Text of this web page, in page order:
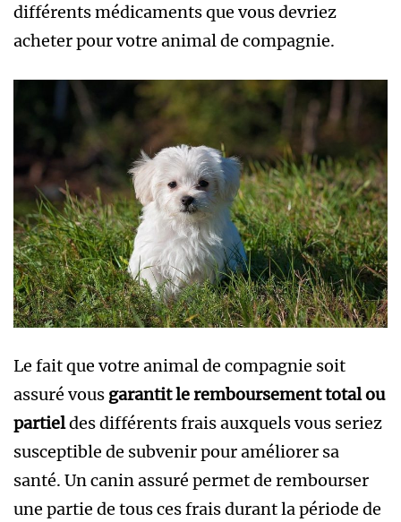
différents médicaments que vous devriez
acheter pour votre animal de compagnie.
Le fait que votre animal de compagnie soit
assuré vous garantit le remboursement total ou
partieldes différents frais auxquels vous seriez
susceptible de subvenir pour améliorer sa
santé. Un canin assuré permet de rembourser
une partie de tous ces frais durant la période de